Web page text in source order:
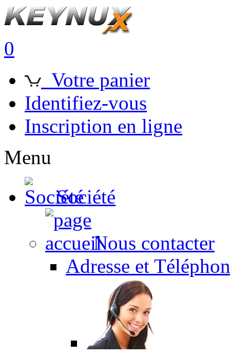
0
Votre panier
Identifiez-vous
Inscription en ligne
Menu
Société
Nous contacter
Adresse et